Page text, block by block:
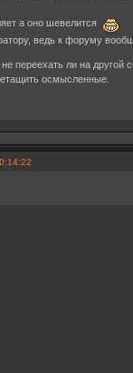
а оно шевелится
ведь к форуму
переехать ли на другой
осмысленные.